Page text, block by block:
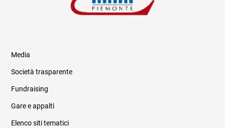
Informazioni legali e trasparenza
Media
Società trasparente
Fundraising
Gare e appalti
Elenco siti tematici